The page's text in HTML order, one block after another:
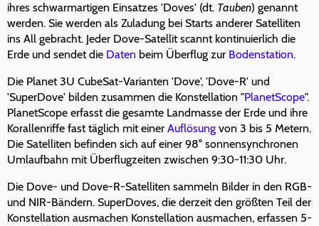
ihres schwarmartigen Einsatzes 'Doves' (dt. Tauben) genannt
werden. Sie werden als Zuladung bei Starts anderer Satelliten
ins All gebracht. Jeder Dove-Satellit scannt kontinuierlich die
Erde und sendet die Daten beim Überflug zur Bodenstation.
Die Planet 3U CubeSat-Varianten 'Dove', 'Dove-R' und
'SuperDove' bilden zusammen die Konstellation "PlanetScope".
PlanetScope erfasst die gesamte Landmasse der Erde und ihre
Korallenriffe fast täglich mit einer Auflösung von 3 bis 5 Metern.
Die Satelliten befinden sich auf einer 98° sonnensynchronen
Umlaufbahn mit Überflugzeiten zwischen 9:30-11:30 Uhr.
Die Dove- und Dove-R-Satelliten sammeln Bilder in den RGB-
und NIR-Bändern. SuperDoves, die derzeit den größten Teil der
Konstellation ausmachen Konstellation ausmachen, erfassen 5-